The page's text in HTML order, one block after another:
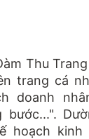
Thu
trang cá
doanh
bước...".
hoạch kinh